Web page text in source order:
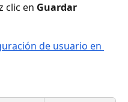
clic en Guardar
de usuario en